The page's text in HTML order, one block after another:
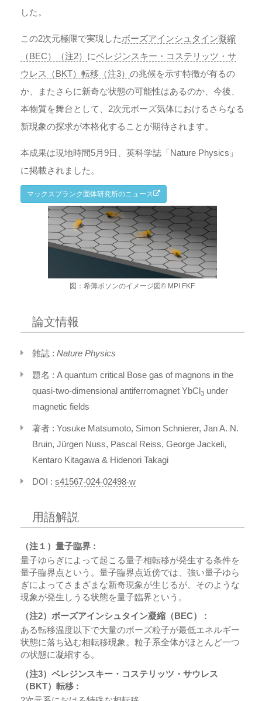
した。
この2次元極限で実現したボーズアインシュタイン凝縮
（BEC）（注2） にベレジンスキー・コステリッツ・サ
ウレス（BKT）転移（注3） の兆候を示す特徴が有るの
か、またさらに新奇な状態の可能性はあるのか、今後、
本物質を舞台として、2次元ボーズ気体におけるさらなる
新現象の探求が本格化することが期待されます。
本成果は現地時間5月9日、英科学誌「Nature Physics」
に掲載されました。
マックスプランク固体研究所のニュース
図：希薄ボソンのイメージ図© MPI FKF
論文情報
雑誌 : Nature Physics
題名 : A quantum critical Bose gas of magnons in the
quasi-two-dimensional antiferromagnet YbCl3 under
magnetic fields
著者 : Yosuke Matsumoto, Simon Schnierer, Jan A. N.
Bruin, Jürgen Nuss, Pascal Reiss, George Jackeli,
Kentaro Kitagawa & Hidenori Takagi
DOI : s41567-024-02498-w
用語解説
（注１）量子臨界 :
量子ゆらぎによって起こる量子相転移が発生する条件を
量子臨界点という。量子臨界点近傍では、強い量子ゆら
ぎによってさまざまな新奇現象が生じるが、そのような
現象が発生しうる状態を量子臨界という。
（注2）ボーズアインシュタイン凝縮（BEC） :
ある転移温度以下で大量のボーズ粒子が最低エネルギー
状態に落ち込む相転移現象。粒子系全体がほとんど一つ
の状態に凝縮する。
（注3）ベレジンスキー・コステリッツ・サウレス
（BKT）転移 :